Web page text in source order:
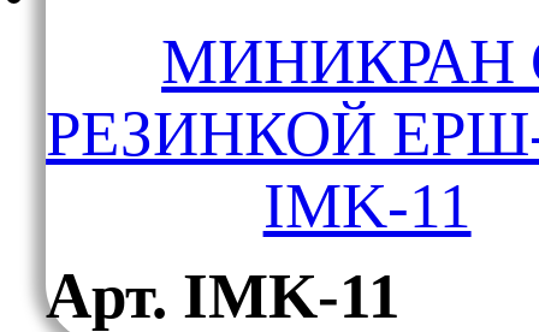
МИНИКРАН
РЕЗИНКОЙ
IMK-11
Арт. IMK-11